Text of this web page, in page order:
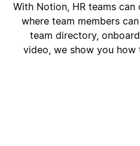
With Notion, HR teams
where team members
team directory,
video, we show you